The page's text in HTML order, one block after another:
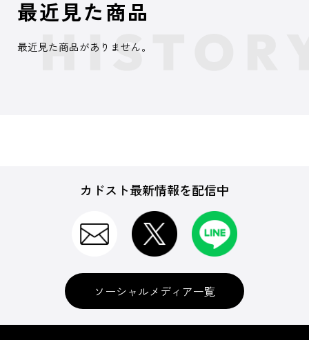
最近見た商品
最近見た商品がありません。
カドスト最新情報を配信中
ソーシャルメディア一覧